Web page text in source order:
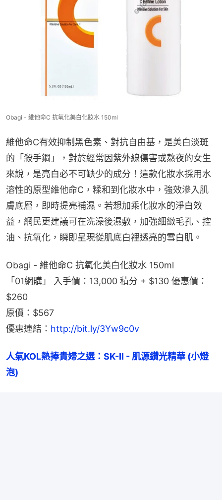
Obagi - 維他命C 抗氧化美白化妝水 150ml
維他命C有效抑制黑色素、對抗自由基，是美白淡斑
的「殺手鐧」，對於經常因紫外線傷害或熬夜的女生
來說，是亮白必不可缺少的成分！這款化妝水採用水
溶性的原型維他命C，糅和到化妝水中，強效滲入肌
膚底層，即時提亮補濕。若想加乘化妝水的淨白效
益，網民更建議可在洗澡後濕敷，加強細緻毛孔、控
油、抗氧化，瞬即呈現從肌底白裡透亮的雪白肌。
Obagi - 維他命C 抗氧化美白化妝水 150ml
「01網購」 入手價：13,000 積分 + $130 優惠價：
$260
原價：$567
優惠連結： http://bit.ly/3Yw9c0v
人氣KOL熱捧貴婦之選：SK-II - 肌源鑽光精華 (小燈
泡)